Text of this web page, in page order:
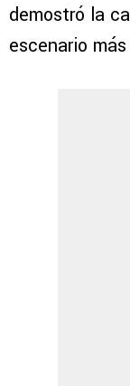
demostró la
escenario